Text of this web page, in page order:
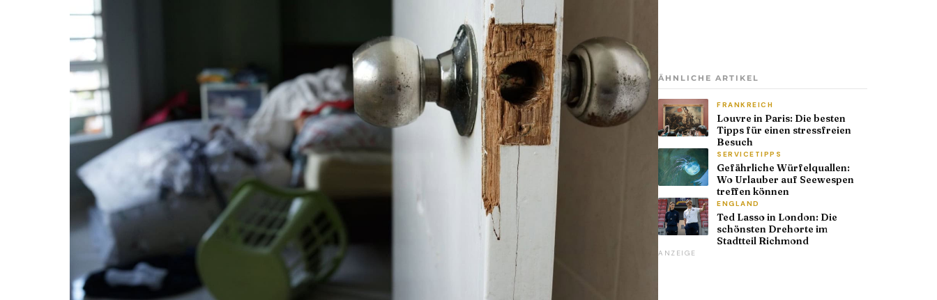
ÄHNLICHE ARTIKEL
FRANKREICH
Louvre in Paris: Die besten
Tipps für einen stressfreien
Besuch
SERVICETIPPS
Gefährliche Würfelquallen:
Wo Urlauber auf Seewespen
treffen können
ENGLAND
Ted Lasso in London: Die
schönsten Drehorte im
Stadtteil Richmond
ANZEIGE